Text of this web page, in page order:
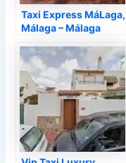
Taxi Express MáLaga,
Málaga – Málaga